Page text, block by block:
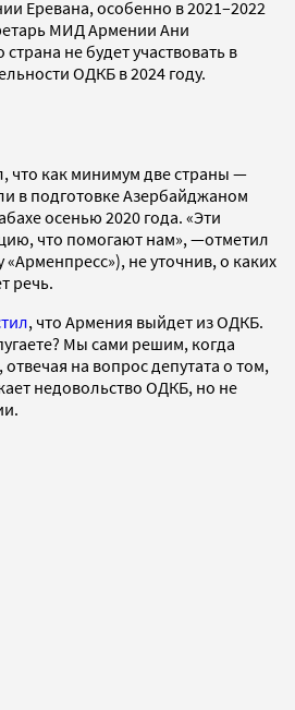
Еревана, особенно в 2021–2022
МИД Армении Ани
страна не будет участвовать в
ОДКБ в 2024 году.
что как минимум две страны —
в подготовке Азербайджаном
осенью 2020 года. «Эти
что помогают нам», —отметил
«Арменпресс»), не уточнив, о каких
речь.
, что Армения выйдет из ОДКБ.
Мы сами решим, когда
на вопрос депутата о том,
недовольство ОДКБ, но не